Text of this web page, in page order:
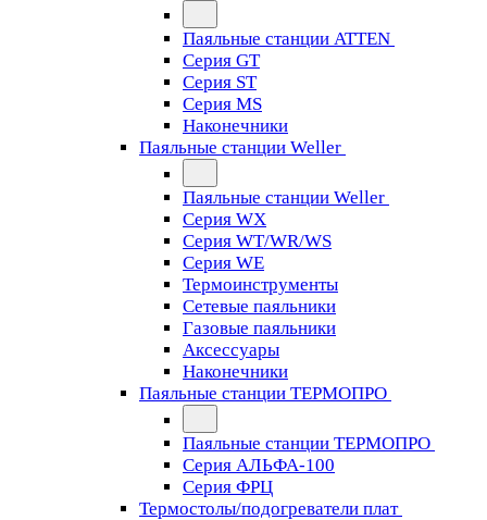
Паяльные станции ATTEN
Серия GT
Серия ST
Серия MS
Наконечники
Паяльные станции Weller
Паяльные станции Weller
Серия WX
Серия WT/WR/WS
Серия WE
Термоинструменты
Сетевые паяльники
Газовые паяльники
Аксессуары
Наконечники
Паяльные станции ТЕРМОПРО
Паяльные станции ТЕРМОПРО
Серия АЛЬФА-100
Серия ФРЦ
Термостолы/подогреватели плат